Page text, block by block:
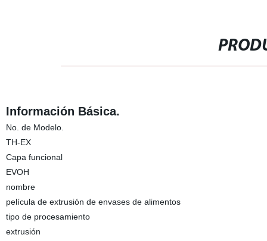
Información Básica.
No. de Modelo.
TH-EX
Capa funcional
EVOH
nombre
película de extrusión de envases de alimentos
tipo de procesamiento
extrusión